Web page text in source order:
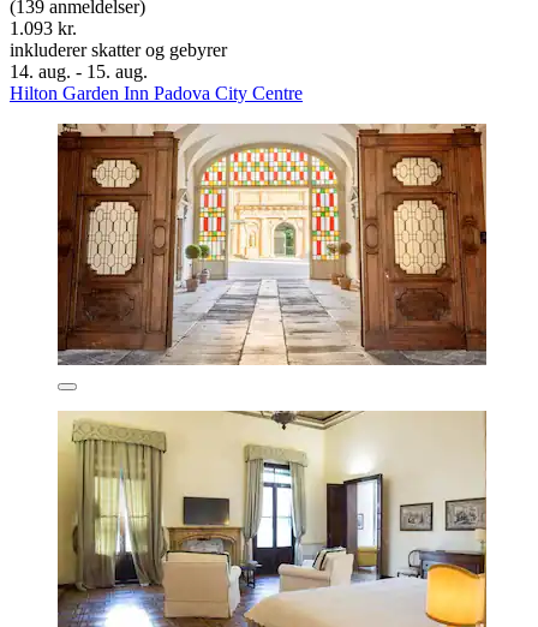
(139 anmeldelser)
1.093 kr.
inkluderer skatter og gebyrer
14. aug. - 15. aug.
Hilton Garden Inn Padova City Centre